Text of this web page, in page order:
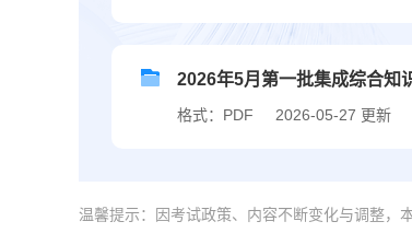
2026年5月第一批集成综合知
格式：PDF 2026-05-27 更新
温馨提示：因考试政策、内容不断变化与调整，